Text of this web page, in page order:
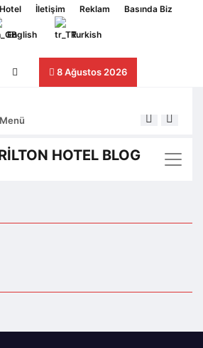
İletişim Reklam Basında Biz
English Turkish
8 Ağustos 2026